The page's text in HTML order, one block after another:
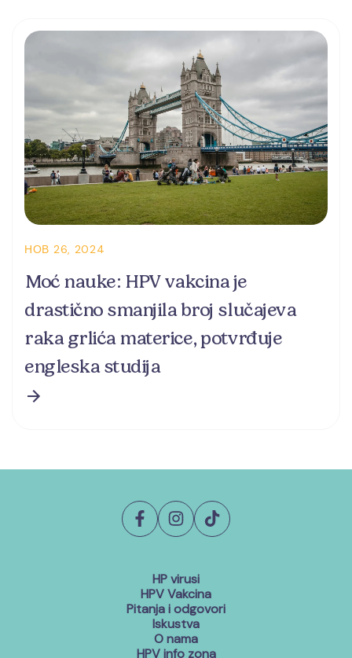
НОВ 26, 2024
Moć nauke: HPV vakcina je
drastično smanjila broj slučajeva
raka grlića materice, potvrđuje
engleska studija
HP virusi
HPV Vakcina
Pitanja i odgovori
Iskustva
O nama
HPV info zona